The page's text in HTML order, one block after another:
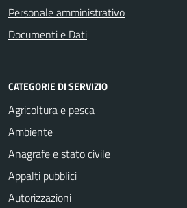
Personale amministrativo
Documenti e Dati
CATEGORIE DI SERVIZIO
Agricoltura e pesca
Ambiente
Anagrafe e stato civile
Appalti pubblici
Autorizzazioni